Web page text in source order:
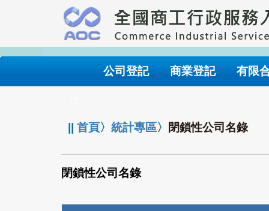
要
內
公司登記 商業登記 有限
||首頁〉統計專區〉 閉鎖性公司名錄
閉鎖性公司名錄